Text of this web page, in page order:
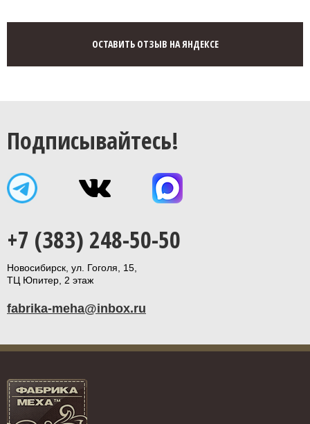
ОСТАВИТЬ ОТЗЫВ НА ЯНДЕКСЕ
Подписывайтесь!
+7 (383) 248-50-50
Новосибирск, ул. Гоголя, 15,
ТЦ Юпитер, 2 этаж
fabrika-meha@inbox.ru